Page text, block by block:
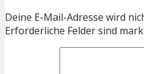
Deine E-Mail-Adresse wird
Erforderliche Felder sind